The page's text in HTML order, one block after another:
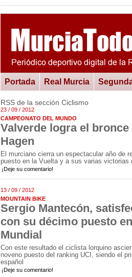
Portada Real Murcia
RSS de la sección Ciclismo
23 / 09 / 2012
CAMPEONATO DEL MUNDO
Valverde logra el
Hagen
El murciano cierra un espectacular año de
puesto en la Vuelta y a sus varias victorias
¡Deje su comentario!
13 / 09 / 2012
MOUNTAIN BIKE
Sergio Mantecón,
con su décimo puesto
Mundial
Con este resultado el ciclista lorquino
noveno puesto del ranking UCI, siendo el
español
¡Deje su comentario!